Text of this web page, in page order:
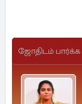
ஜோதிடம் பார்க்க